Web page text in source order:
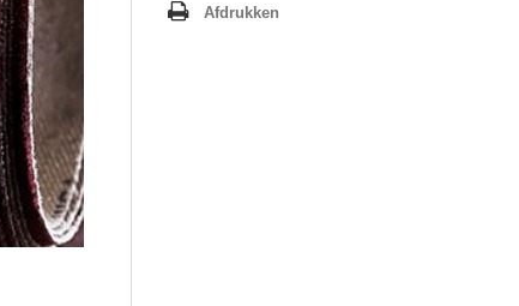
Afdrukken